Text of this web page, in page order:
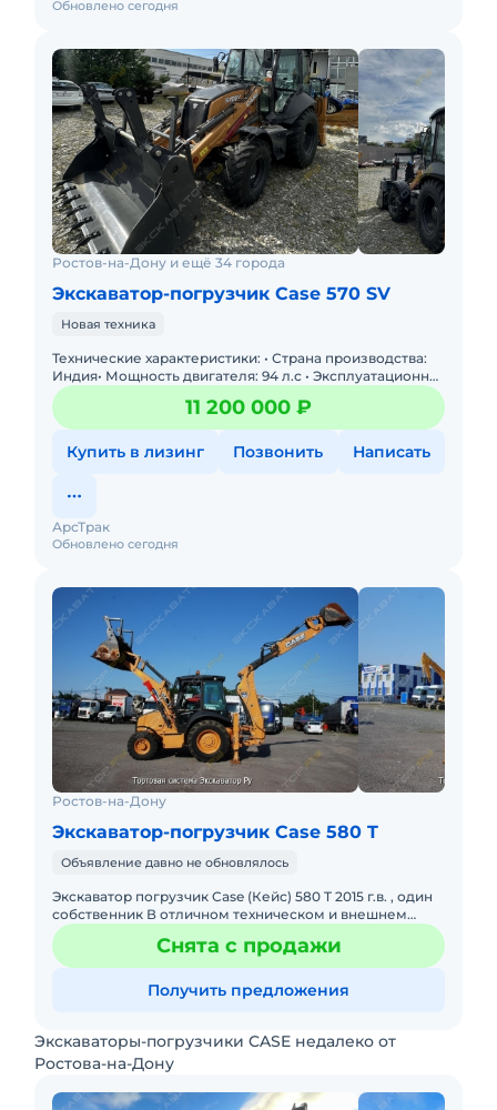
Обновлено сегодня
Ростов-на-Дону и ещё 34 города
Экскаватор-погрузчик Case 570 SV
Новая техника
Технические характеристики: • Страна производства:
Индия• Мощность двигателя: 94 л.с • Эксплуатационная
масса: 8440 кг• Состояние: Новое&bul
11 200 000 ₽
Купить в лизинг Позвонить Написать
Обновлено сегодня
АрсТрак
Ростов-на-Дону
Экскаватор-погрузчик Case 580 T
Объявление давно не обновлялось
Экскаватор погрузчик Case (Кейс) 580 T 2015 г.в. , один
собственник В отличном техническом и внешнем
состоянии. Полностью исправен. Двигатель -
дизельный МоСнята с продажи
Получить предложения
Экскаваторы-погрузчики CASE недалеко от
Ростова-на-Дону